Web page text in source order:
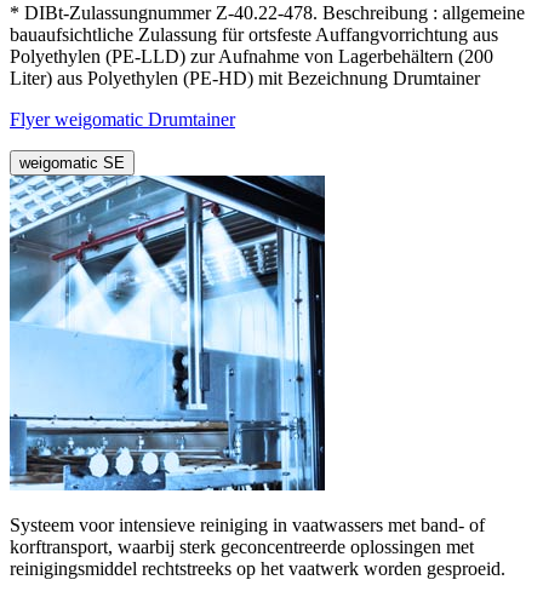
* DIBt-Zulassungnummer Z-40.22-478. Beschreibung : allgemeine
bauaufsichtliche Zulassung für ortsfeste Auffangvorrichtung aus
Polyethylen (PE-LLD) zur Aufnahme von Lagerbehältern (200
Liter) aus Polyethylen (PE-HD) mit Bezeichnung Drumtainer
Flyer weigomatic Drumtainer
weigomatic SE
Systeem voor intensieve reiniging in vaatwassers met band- of
korftransport, waarbij sterk geconcentreerde oplossingen met
reinigingsmiddel rechtstreeks op het vaatwerk worden gesproeid.